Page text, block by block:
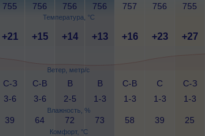
Температура, °C
Ветер, метр/с
Влажность, %
Комфорт, °C
755 756 756 756 757 756 755
+21 +15 +14 +13 +16 +23 +27
С-З
3-6
С-В
3-6
В
2-5
В
1-3
С-В
1-3
С
1-3
С-З
1-3
39 64 72 73 58 39 25